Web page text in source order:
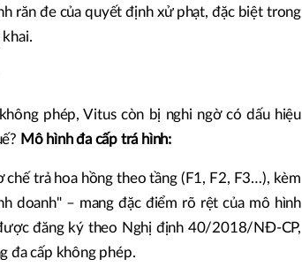
răn đe của quyết định xử phạt, đặc biệt trong
phép, Vitus còn bị nghi ngờ có dấu hiệu
Mô hình đa cấp trá hình:
trả hoa hồng theo tầng (F1, F2, F3…), kèm
doanh" – mang đặc điểm rõ rệt của mô hình
đăng ký theo Nghị định 40/2018/NĐ-CP,
đa cấp không phép.